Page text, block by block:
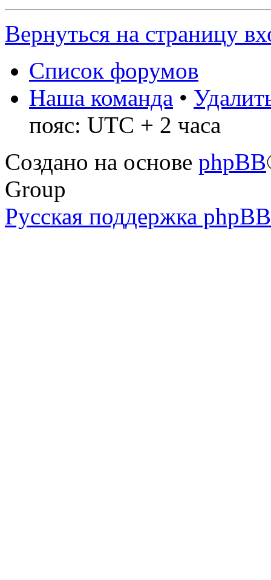
Вернуться на страницу
Список форумов
Наша команда •
пояс: UTC + 2 часа
Создано на основе phpBB
Group
Русская поддержка phpBB